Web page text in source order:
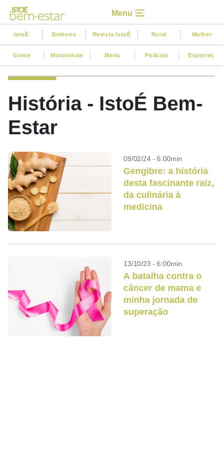
Menu
IstoÉ Dinheiro Revista IstoÉ Rural Mulher
Gente Motorshow Menu Podcast Esportes
História - IstoÉ Bem-
Estar
09/02/24 - 6:00min
Gengibre: a história
desta fascinante raiz,
da culinária à
medicina
13/10/23 - 6:00min
A batalha contra o
câncer de mama e
minha jornada de
superação